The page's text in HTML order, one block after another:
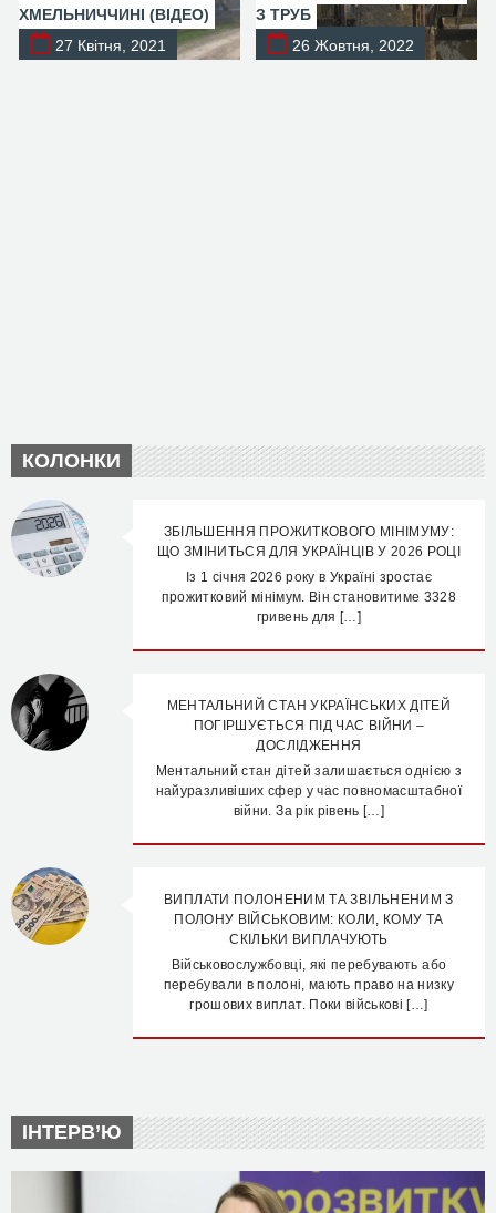
ХМЕЛЬНИЧЧИНІ (ВІДЕО)
27 Квітня, 2021
З ТРУБ
26 Жовтня, 2022
КОЛОНКИ
ЗБІЛЬШЕННЯ ПРОЖИТКОВОГО МІНІМУМУ:
ЩО ЗМІНИТЬСЯ ДЛЯ УКРАЇНЦІВ У 2026 РОЦІ
Із 1 січня 2026 року в Україні зростає
прожитковий мінімум. Він становитиме 3328
гривень для […]
МЕНТАЛЬНИЙ СТАН УКРАЇНСЬКИХ ДІТЕЙ
ПОГІРШУЄТЬСЯ ПІД ЧАС ВІЙНИ –
ДОСЛІДЖЕННЯ
Ментальний стан дітей залишається однією з
найуразливіших сфер у час повномасштабної
війни. За рік рівень […]
ВИПЛАТИ ПОЛОНЕНИМ ТА ЗВІЛЬНЕНИМ З
ПОЛОНУ ВІЙСЬКОВИМ: КОЛИ, КОМУ ТА
СКІЛЬКИ ВИПЛАЧУЮТЬ
Військовослужбовці, які перебувають або
перебували в полоні, мають право на низку
грошових виплат. Поки військові […]
ІНТЕРВ’Ю